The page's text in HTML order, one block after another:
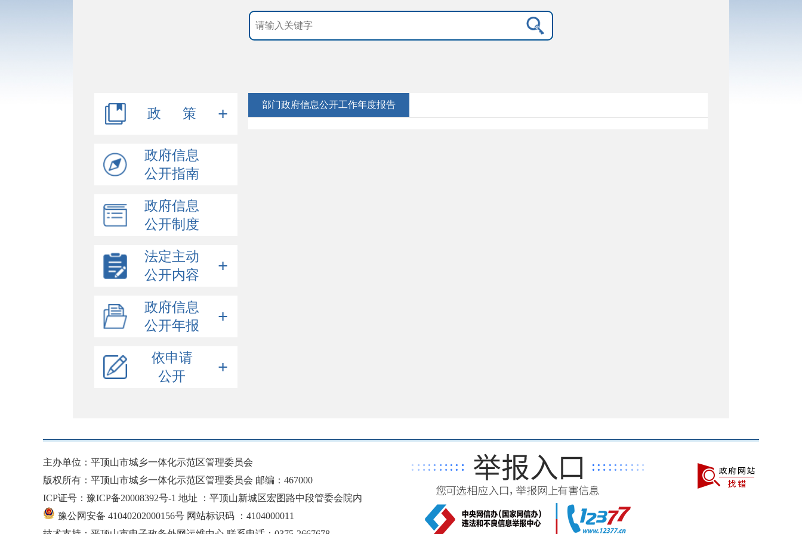
政 策
行政规范性文件
其他文件
政府信息
公开指南
政府信息
公开制度
法定主动
公开内容
组织结构
示范区领导信息
政策解读
财政公开
政府预决算
政府集中采购
稳岗就业
养老服务
社会救助
生态环境
义务教育
规划信息
会议报告
建议提案
行政许可/其他对外管理服务
政府信息
公开年报
2025年政府信息公开年度报告
2024年政府信息公开年度报告
依申请
公开
部门政府信息公开工作年度报告
主办单位：平顶山市城乡一体化示范区管理委员会
版权所有：平顶山市城乡一体化示范区管理委员会 邮编：467000
ICP证号：豫ICP备20008392号-1 地址 ：平顶山新城区宏图路中段管委会院内
豫公网安备 41040202000156号 网站标识码 ：4104000011